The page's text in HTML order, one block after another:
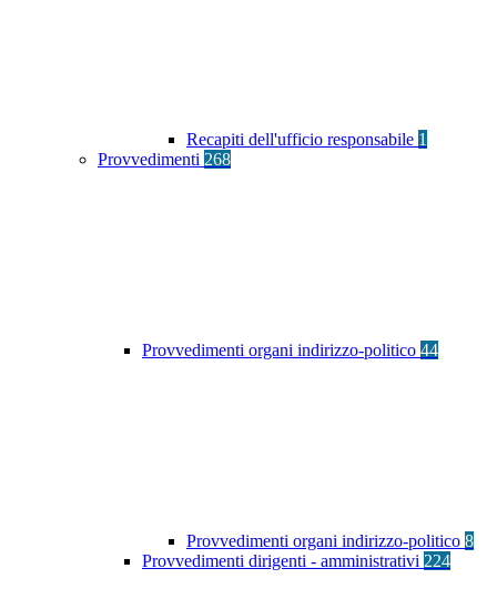
Recapiti dell'ufficio responsabile 1
Provvedimenti 268
Provvedimenti organi indirizzo-politico 44
Provvedimenti organi indirizzo-politico 8
Provvedimenti dirigenti - amministrativi 224